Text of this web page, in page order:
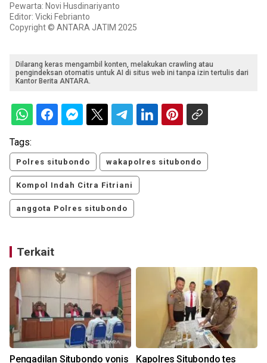
Pewarta: Novi Husdinariyanto
Editor: Vicki Febrianto
Copyright © ANTARA JATIM 2025
Dilarang keras mengambil konten, melakukan crawling atau
pengindeksan otomatis untuk AI di situs web ini tanpa izin tertulis dari
Kantor Berita ANTARA.
Tags:
Polres situbondo wakapolres situbondo
Kompol Indah Citra Fitriani
anggota Polres situbondo
Terkait
Pengadilan Situbondo vonis Kapolres Situbondo tes